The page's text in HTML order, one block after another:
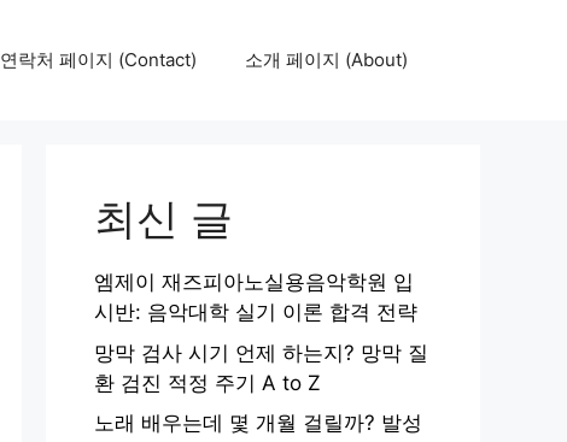
연락처 페이지 (Contact) 소개 페이지 (About)
최신 글
엠제이 재즈피아노실용음악학원 입
시반: 음악대학 실기 이론 합격 전략
망막 검사 시기 언제 하는지? 망막 질
환 검진 적정 주기 A to Z
노래 배우는데 몇 개월 걸릴까? 발성